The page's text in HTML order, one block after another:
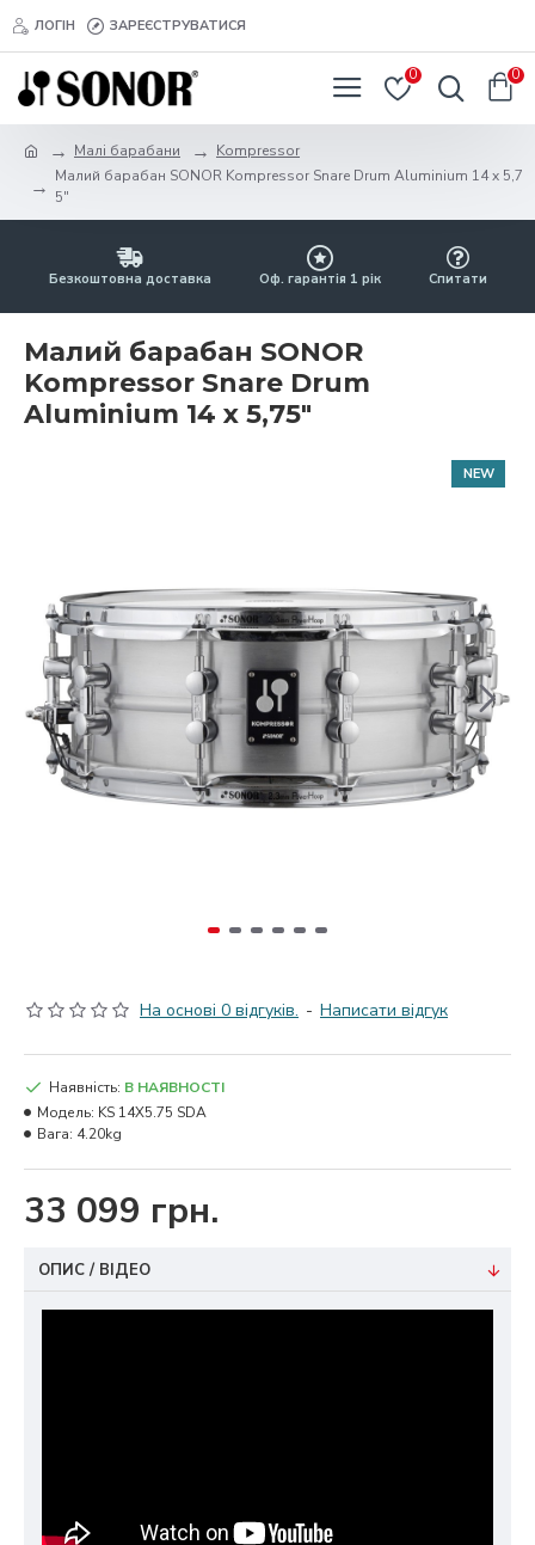
ЛОГІН ЗАРЕЄСТРУВАТИСЯ
0 0
Малі барабани
Kompressor
Малий барабан SONOR Kompressor Snare Drum Aluminium 14 x 5,7
5"
Безкоштовна доставка Оф. гарантія 1 рік Спитати
Малий барабан SONOR
Kompressor Snare Drum
Aluminium 14 x 5,75"
NEW
На основі 0 відгуків. - Написати відгук
33 099 грн.
Наявність: В НАЯВНОСТІ
Модель: KS 14X5.75 SDA
Вага: 4.20kg
ОПИС / ВІДЕО